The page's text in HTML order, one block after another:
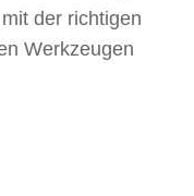
der richtigen
Werkzeugen